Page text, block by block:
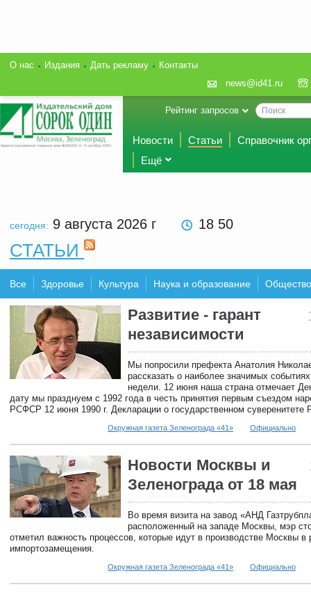
О нас Издания Дать рекламу
Контакты
news@id41.ru
Рейтинг запросов
Новости Статьи
Справочник
Ещё
сегодня: 9 августа 2026 г 18:50
СТАТЬИ
Все Здоровье Культура Наука и образование Общество
Развитие - гарант
независимости
Мы попросили префекта Анатолия
рассказать о наиболее значимых
недели. 12 июня наша страна отмечает
дату мы празднуем с 1992 года в честь принятия первым съездом
РСФСР 12 июня 1990 г. Декларации о государственном
Окружная газета Зеленограда «41» Официально
Новости Москвы и
Зеленограда от 18 мая
Во время визита на завод «АНД
расположенный на западе Москвы, мэр
отметил важность процессов, которые идут в производстве Москвы в
импортозамещения.
Окружная газета Зеленограда «41» Официально